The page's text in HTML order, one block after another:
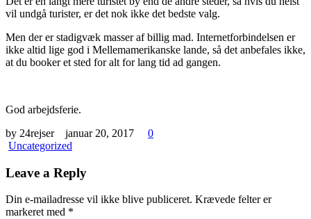
vil undgå turister, er det nok ikke det bedste valg.
Men der er stadigvæk masser af billig mad. Internetforbindelsen er
ikke altid lige god i Mellemamerikanske lande, så det anbefales ikke,
at du booker et sted for alt for lang tid ad gangen.
God arbejdsferie.
by 24rejser
januar 20, 2017
0
Uncategorized
Leave a Reply
Din e-mailadresse vil ikke blive publiceret. Krævede felter er
markeret med *